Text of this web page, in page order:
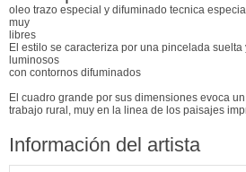
oleo trazo especial y difuminado tecnica
muy
libres
El estilo se caracteriza por una pincelada
luminosos
con contornos difuminados
El cuadro grande por sus dimensiones evoca
trabajo rural, muy en la linea de los paisajes
Información del artista